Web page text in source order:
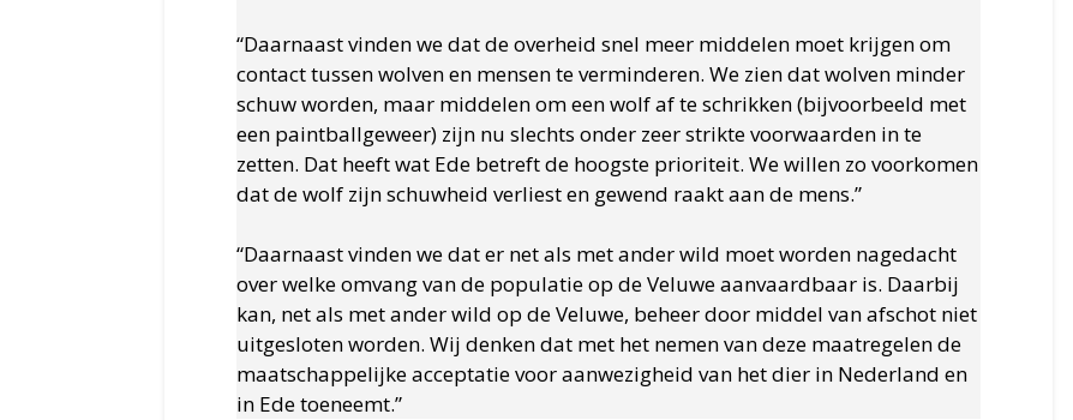
“Daarnaast vinden we dat de overheid snel meer middelen moet krijgen om
contact tussen wolven en mensen te verminderen. We zien dat wolven minder
schuw worden, maar middelen om een wolf af te schrikken (bijvoorbeeld met
een paintballgeweer) zijn nu slechts onder zeer strikte voorwaarden in te
zetten. Dat heeft wat Ede betreft de hoogste prioriteit. We willen zo voorkomen
dat de wolf zijn schuwheid verliest en gewend raakt aan de mens.”
“Daarnaast vinden we dat er net als met ander wild moet worden nagedacht
over welke omvang van de populatie op de Veluwe aanvaardbaar is. Daarbij
kan, net als met ander wild op de Veluwe, beheer door middel van afschot niet
uitgesloten worden. Wij denken dat met het nemen van deze maatregelen de
maatschappelijke acceptatie voor aanwezigheid van het dier in Nederland en
in Ede toeneemt.”